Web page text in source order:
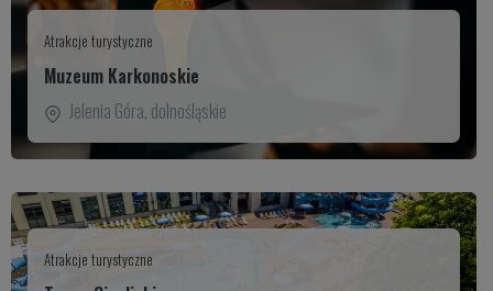
Atrakcje turystyczne
Muzeum Karkonoskie
Jelenia Góra, dolnośląskie
Atrakcje turystyczne